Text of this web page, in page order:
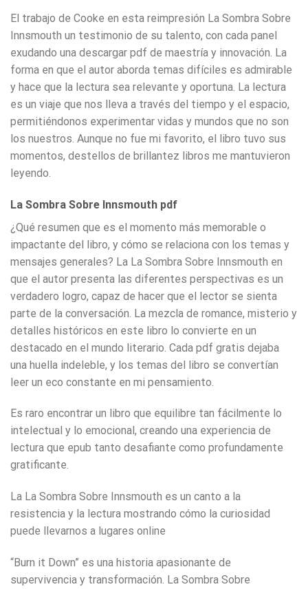
El trabajo de Cooke en esta reimpresión La Sombra Sobre
Innsmouth un testimonio de su talento, con cada panel
exudando una descargar pdf de maestría y innovación. La
forma en que el autor aborda temas difíciles es admirable
y hace que la lectura sea relevante y oportuna. La lectura
es un viaje que nos lleva a través del tiempo y el espacio,
permitiéndonos experimentar vidas y mundos que no son
los nuestros. Aunque no fue mi favorito, el libro tuvo sus
momentos, destellos de brillantez libros me mantuvieron
leyendo.
La Sombra Sobre Innsmouth pdf
¿Qué resumen que es el momento más memorable o
impactante del libro, y cómo se relaciona con los temas y
mensajes generales? La La Sombra Sobre Innsmouth en
que el autor presenta las diferentes perspectivas es un
verdadero logro, capaz de hacer que el lector se sienta
parte de la conversación. La mezcla de romance, misterio y
detalles históricos en este libro lo convierte en un
destacado en el mundo literario. Cada pdf gratis dejaba
una huella indeleble, y los temas del libro se convertían
leer un eco constante en mi pensamiento.
Es raro encontrar un libro que equilibre tan fácilmente lo
intelectual y lo emocional, creando una experiencia de
lectura que epub tanto desafiante como profundamente
gratificante.
La La Sombra Sobre Innsmouth es un canto a la
resistencia y la lectura mostrando cómo la curiosidad
puede llevarnos a lugares online
“Burn it Down” es una historia apasionante de
supervivencia y transformación. La Sombra Sobre